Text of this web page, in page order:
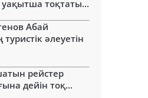
уақытша тоқтаты...
Абай
әлеуетін
рейстер
дейін тоқ...